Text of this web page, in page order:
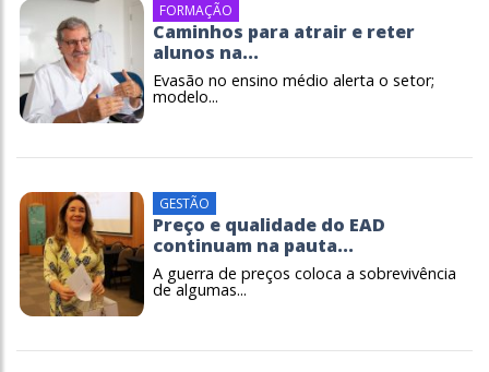
FORMAÇÃO
Caminhos para atrair e reter
alunos na...
Evasão no ensino médio alerta o setor;
modelo...
GESTÃO
Preço e qualidade do EAD
continuam na pauta...
A guerra de preços coloca a sobrevivência
de algumas...